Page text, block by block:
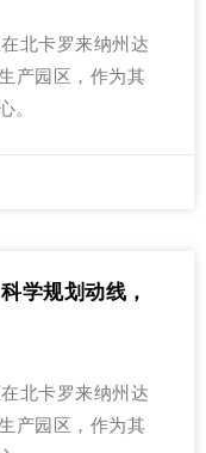
北卡罗来纳州达
产园区，作为其
学规划动线，
北卡罗来纳州达
产园区，作为其